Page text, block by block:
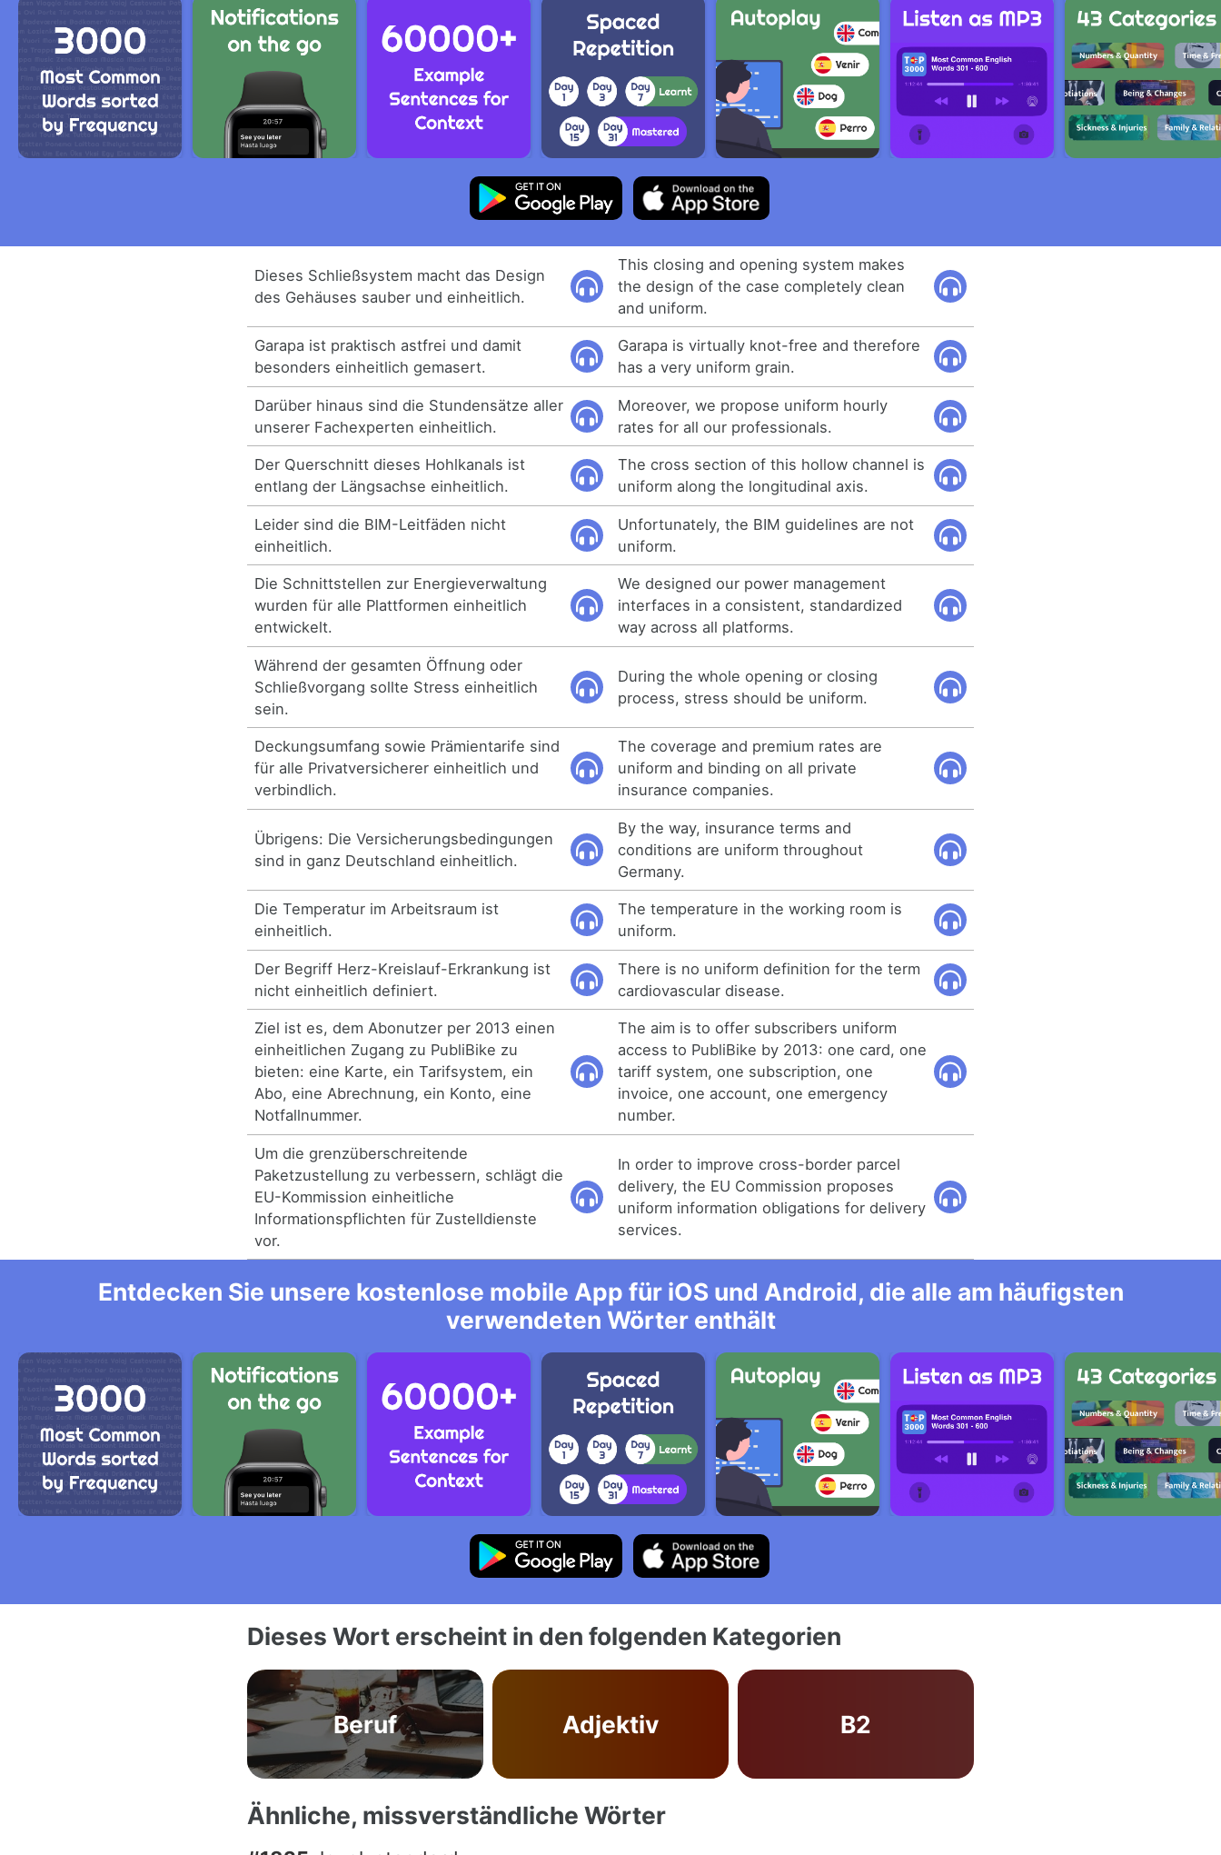
Dieses Schließsystem macht das Design
des Gehäuses sauber und einheitlich.
This closing and opening system makes
the design of the case completely clean
and uniform.
Garapa ist praktisch astfrei und damit
besonders einheitlich gemasert.
Garapa is virtually knot-free and therefore
has a very uniform grain.
Darüber hinaus sind die Stundensätze aller
unserer Fachexperten einheitlich.
Moreover, we propose uniform hourly
rates for all our professionals.
Der Querschnitt dieses Hohlkanals ist
entlang der Längsachse einheitlich.
The cross section of this hollow channel is
uniform along the longitudinal axis.
Leider sind die BIM-Leitfäden nicht
einheitlich.
Unfortunately, the BIM guidelines are not
uniform.
Die Schnittstellen zur Energieverwaltung
wurden für alle Plattformen einheitlich
entwickelt.
We designed our power management
interfaces in a consistent, standardized
way across all platforms.
Während der gesamten Öffnung oder
Schließvorgang sollte Stress einheitlich
sein.
During the whole opening or closing
process, stress should be uniform.
Deckungsumfang sowie Prämientarife sind
für alle Privatversicherer einheitlich und
verbindlich.
The coverage and premium rates are
uniform and binding on all private
insurance companies.
Übrigens: Die Versicherungsbedingungen
sind in ganz Deutschland einheitlich.
By the way, insurance terms and
conditions are uniform throughout
Germany.
Die Temperatur im Arbeitsraum ist
einheitlich.
The temperature in the working room is
uniform.
Der Begriff Herz-Kreislauf-Erkrankung ist
nicht einheitlich definiert.
There is no uniform definition for the term
cardiovascular disease.
Ziel ist es, dem Abonutzer per 2013 einen
einheitlichen Zugang zu PubliBike zu
bieten: eine Karte, ein Tarifsystem, ein
Abo, eine Abrechnung, ein Konto, eine
Notfallnummer.
The aim is to offer subscribers uniform
access to PubliBike by 2013: one card, one
tariff system, one subscription, one
invoice, one account, one emergency
number.
Um die grenzüberschreitende
Paketzustellung zu verbessern, schlägt die
EU-Kommission einheitliche
Informationspflichten für Zustelldienste
vor.
In order to improve cross-border parcel
delivery, the EU Commission proposes
uniform information obligations for delivery
services.
Entdecken Sie unsere kostenlose mobile App für iOS und Android, die alle am häufigsten
verwendeten Wörter enthält
Dieses Wort erscheint in den folgenden Kategorien
Beruf Adjektiv B2
Ähnliche, missverständliche Wörter